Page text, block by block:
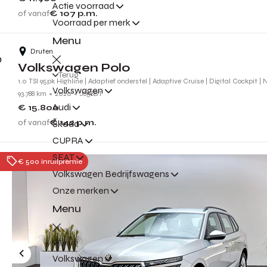
Actie voorraad
Voorraad per merk
Menu
Terug
Volkswagen
Audi
Škoda
CUPRA
SEAT
Volkswagen Bedrijfswagens
Onze merken
Menu
Terug
Volkswagen
of vanaf€ 107 p.m.
Druten
Volkswagen Polo
1.0 TSI 95pk Highline | Adaptief onderstel | Adaptive Cruise | Digital Cockpit |
93.788 km
2020 J858BT
€ 15.800
of vanaf€ 142p.m.
€ 500 inruilpremie